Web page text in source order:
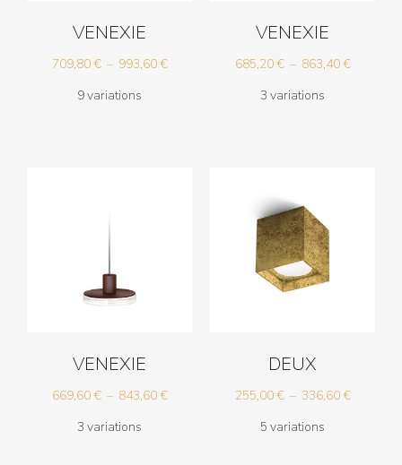
VENEXIE
709,80€ – 993,60€Plage
9 variations
VENEXIE
685,20€ – 863,40€Plage
3 variations
VENEXIE
669,60€ – 843,60€Plage
3 variations
DEUX
255,00€ – 336,60€Plage
5 variations